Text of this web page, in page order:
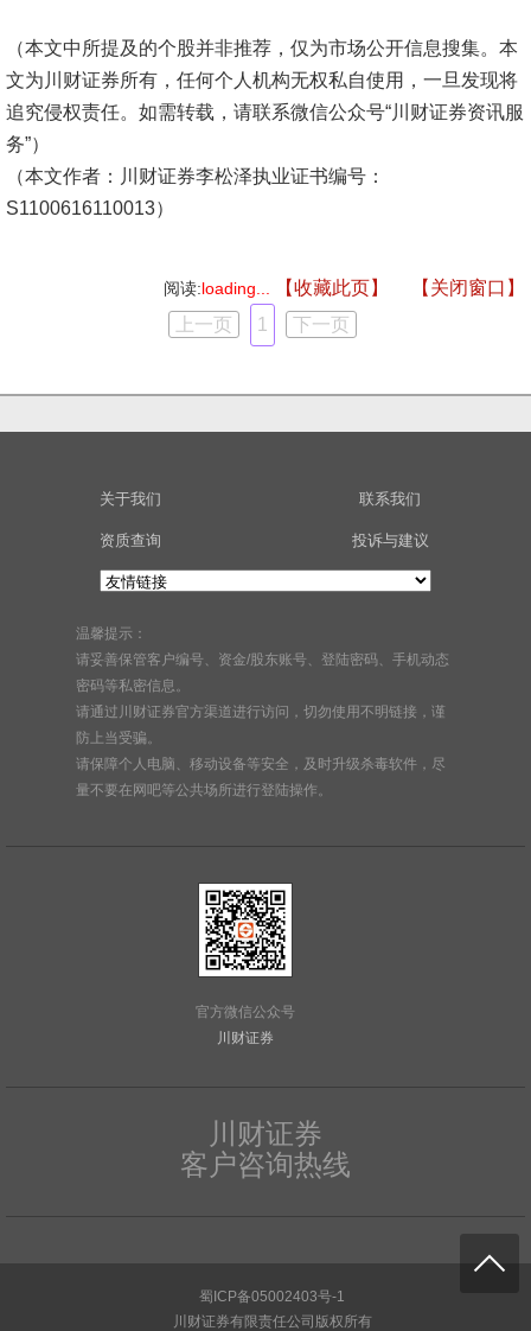
（本文中所提及的个股并非推荐，仅为市场公开信息搜集。本
文为川财证券所有，任何个人机构无权私自使用，一旦发现将
追究侵权责任。如需转载，请联系微信公众号“川财证券资讯服
务”）
（本文作者：川财证券李松泽执业证书编号：
S1100616110013）
阅读:loading... 【收藏此页】
【关闭窗口】
上一页
1 下一页
关于我们 联系我们
资质查询 投诉与建议
温馨提示：
请妥善保管客户编号、资金/股东账号、登陆密码、手机动态
密码等私密信息。
请通过川财证券官方渠道进行访问，切勿使用不明链接，谨
防上当受骗。
请保障个人电脑、移动设备等安全，及时升级杀毒软件，尽
量不要在网吧等公共场所进行登陆操作。
官方微信公众号
川财证券
川财证券
客户咨询热线
蜀ICP备05002403号-1
川财证券有限责任公司版权所有